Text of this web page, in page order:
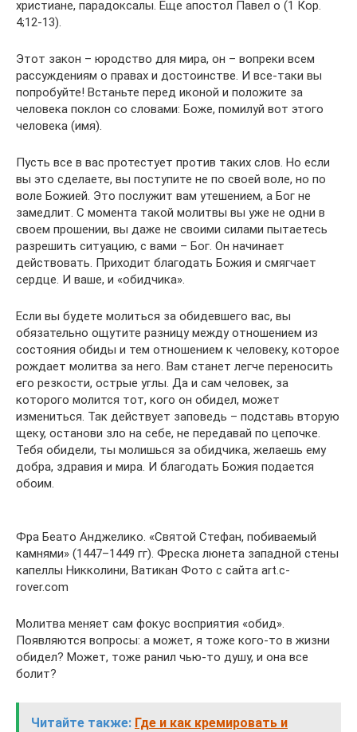
христиане, парадоксалы. Еще апостол Павел о (1 Кор.
4;12-13).
Этот закон – юродство для мира, он – вопреки всем
рассуждениям о правах и достоинстве. И все-таки вы
попробуйте! Встаньте перед иконой и положите за
человека поклон со словами: Боже, помилуй вот этого
человека (имя).
Пусть все в вас протестует против таких слов. Но если
вы это сделаете, вы поступите не по своей воле, но по
воле Божией. Это послужит вам утешением, а Бог не
замедлит. С момента такой молитвы вы уже не одни в
своем прошении, вы даже не своими силами пытаетесь
разрешить ситуацию, с вами – Бог. Он начинает
действовать. Приходит благодать Божия и смягчает
сердце. И ваше, и «обидчика».
Если вы будете молиться за обидевшего вас, вы
обязательно ощутите разницу между отношением из
состояния обиды и тем отношением к человеку, которое
рождает молитва за него. Вам станет легче переносить
его резкости, острые углы. Да и сам человек, за
которого молится тот, кого он обидел, может
измениться. Так действует заповедь – подставь вторую
щеку, останови зло на себе, не передавай по цепочке.
Тебя обидели, ты молишься за обидчика, желаешь ему
добра, здравия и мира. И благодать Божия подается
обоим.
Фра Беато Анджелико. «Святой Стефан, побиваемый
камнями» (1447–1449 гг). Фреска люнета западной стены
капеллы Никколини, Ватикан Фото с сайта art.c-
rover.com
Молитва меняет сам фокус восприятия «обид».
Появляются вопросы: а может, я тоже кого-то в жизни
обидел? Может, тоже ранил чью-то душу, и она все
болит?
Читайте также: Где и как кремировать и